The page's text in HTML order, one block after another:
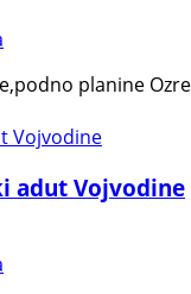
planine
adut Vojvodine